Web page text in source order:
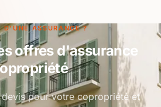
D'UNE ASSURANCE ?
offres d'assurance
devis pour votre copropriété et